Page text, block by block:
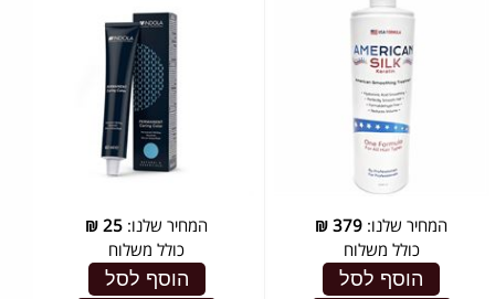
המחיר שלנו: 379
₪
כולל משלוח
הוסף לסל
המחיר שלנו: 25
₪
כולל משלוח
הוסף לסל